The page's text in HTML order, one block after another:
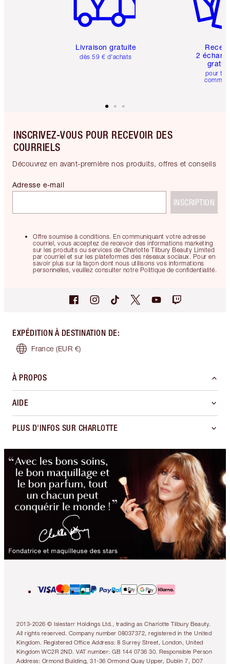
Livraison gratuite
dès 59 € d'achats
2
pour
INSCRIVEZ-VOUS POUR RECEVOIR DES
COURRIELS
Découvrez en avant-première nos produits, offres et conseils
Offre soumise à conditions. En communiquant votre adresse
courriel, vous acceptez de recevoir des informations marketing
sur les produits ou services de Charlotte Tilbury Beauty Limited
par courriel et sur les plateformes des réseaux sociaux. Pour en
savoir plus sur la façon dont nous utilisons vos informations
personnelles, veuillez consulter notre Politique de confidentialité.
Adresse e-mail
INSCRIPTION
EXPÉDITION À DESTINATION DE:
France (EUR €)
À PROPOS
AIDE
PLUS D'INFOS SUR CHARLOTTE
2013-2026 © Islestarr Holdings Ltd., trading as Charlotte Tilbury Beauty.
All rights reserved. Company number 08037372, registered in the United
Kingdom. Registered Office Address: 8 Surrey Street, London, United
Kingdom WC2R 2ND. VAT number: GB 144 0736 30. Responsible Person
Address: Ormond Building, 31-36 Ormond Quay Upper, Dublin 7, D07